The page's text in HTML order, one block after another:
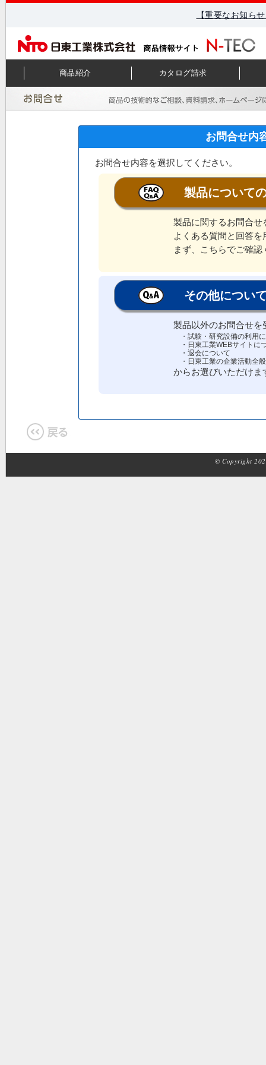
【重要なお知ら
商品紹介 カタログ請求
お問合せ内
お問合せ内容を選択してください。
製品について
製品に関するお問合せ
よくある質問と回答を
まず、こちらでご確認
その他につい
製品以外のお問合せを
・試験・研究設備の利用
・日東工業WEBサイトに
・退会について
・日東工業の企業活動全
からお選びいただけま
© Copyright